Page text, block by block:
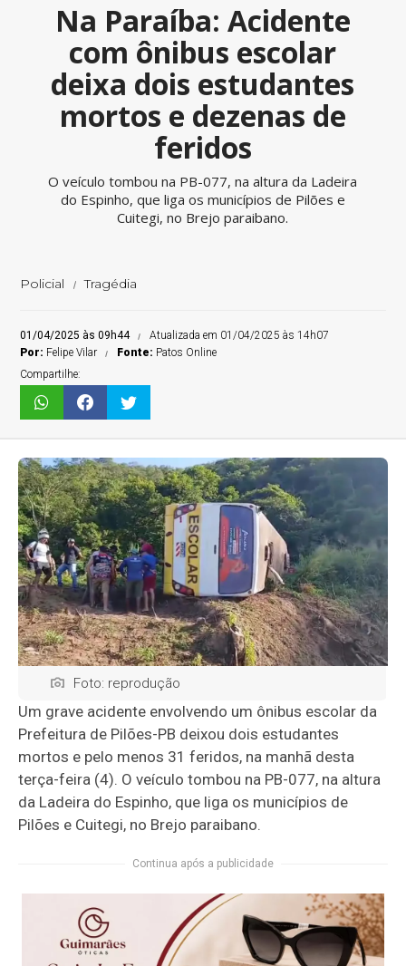
Na Paraíba: Acidente
com ônibus escolar
deixa dois estudantes
mortos e dezenas de
feridos
O veículo tombou na PB-077, na altura da Ladeira
do Espinho, que liga os municípios de Pilões e
Cuitegi, no Brejo paraibano.
Policial Tragédia
01/04/2025 às 09h44
Atualizada em 01/04/2025 às 14h07
Por: Felipe Vilar Fonte: Patos Online
Compartilhe:
Foto: reprodução
Um grave acidente envolvendo um ônibus escolar da
Prefeitura de Pilões-PB deixou dois estudantes
mortos e pelo menos 31 feridos, na manhã desta
terça-feira (4). O veículo tombou na PB-077, na altura
da Ladeira do Espinho, que liga os municípios de
Pilões e Cuitegi, no Brejo paraibano.
Continua após a publicidade